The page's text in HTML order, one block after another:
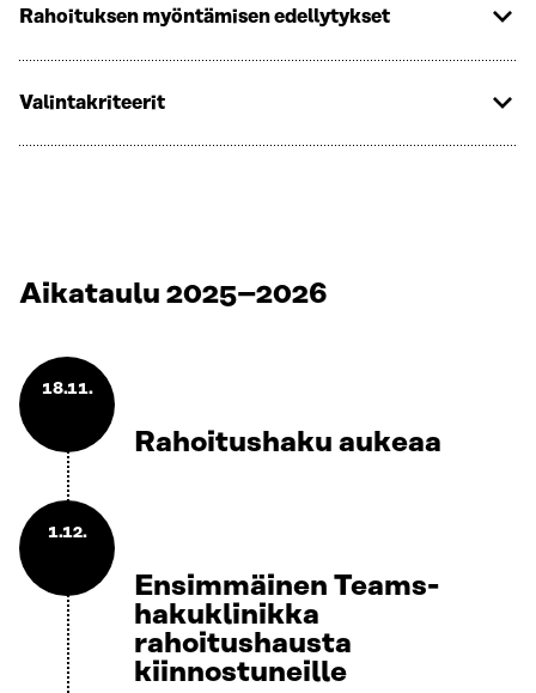
Rahoituksen myöntämisen edellytykset
Valintakriteerit
Aikataulu 2025–2026
18.11.
Rahoitushaku aukeaa
1.12.
Ensimmäinen Teams-
hakuklinikka
rahoitushausta
kiinnostuneille